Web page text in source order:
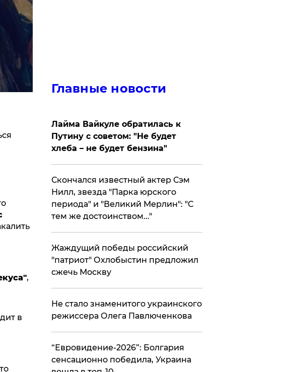
,
в
Главные новости
Лайма Вайкуле обратилась к
Путину с советом: "Не будет
хлеба – не будет бензина"
Скончался известный актер Сэм
Нилл, звезда "Парка юрского
периода" и "Великий Мерлин": "С
тем же достоинством..."
Жаждущий победы российский
"патриот" Охлобыстин предложил
сжечь Москву
Не стало знаменитого украинского
режиссера Олега Павлюченкова
​“Евровидение-2026”: Болгария
сенсационно победила, Украина